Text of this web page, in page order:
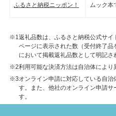
ふるさと納税ニッポン！ ムック本
※1返礼品数は、ふるさと納税公式サ
ページに表示された数（受付終了
において掲載返礼品数として明記さ
※2利用可能な決済方法は自治体により
※3オンライン申請に対応している自
す。また、他社のオンライン申請サ
す。